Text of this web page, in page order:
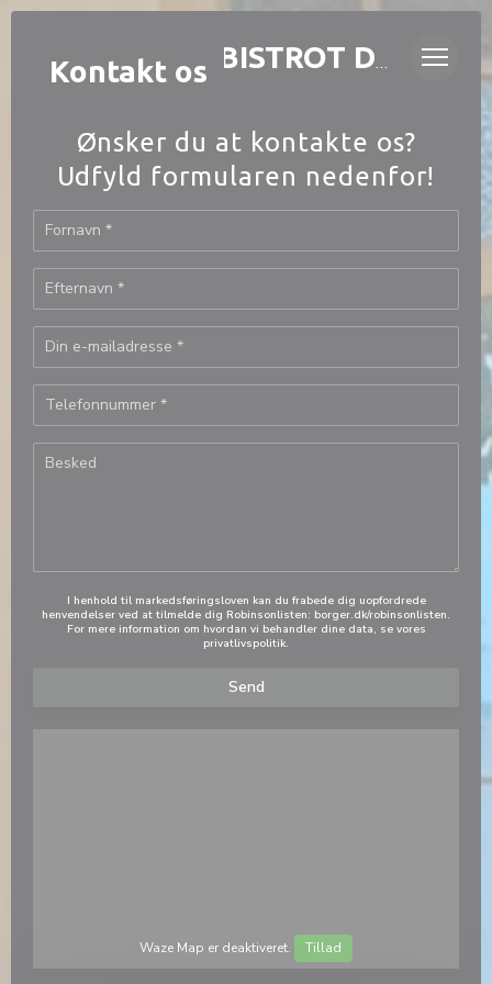
CCookie-styringspanel
LAURETTE - BISTROT DE QUARTIER
Kontakt os
Ønsker du at kontakte os?
Udfyld formularen nedenfor!
I henhold til markedsføringsloven kan du frabede dig uopfordrede
henvendelser ved at tilmelde dig Robinsonlisten: borger.dk/robinsonlisten.
For mere information om hvordan vi behandler dine data, se vores
privatlivspolitik.
Waze Map er deaktiveret. Tillad